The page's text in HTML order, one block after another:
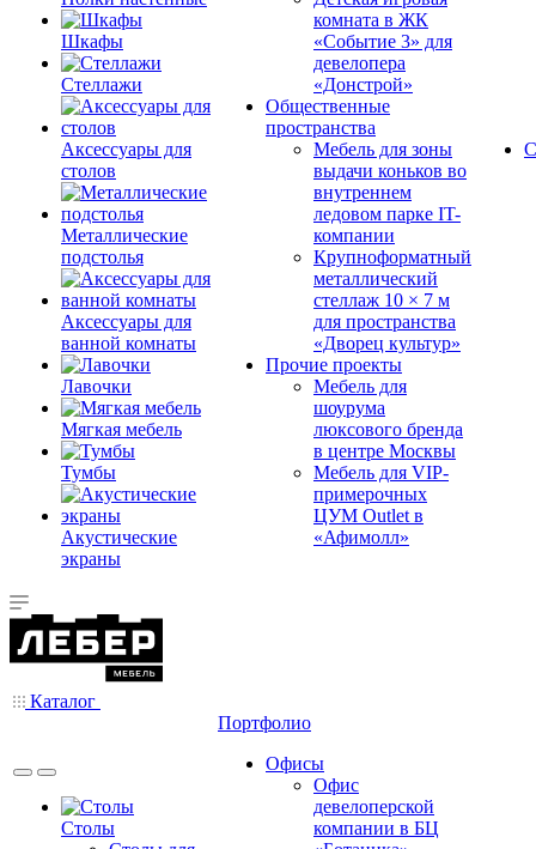
Шкафы
Стеллажи
Аксессуары для
столов
Металлические
подстолья
Аксессуары для
ванной комнаты
Лавочки
Мягкая мебель
Тумбы
Акустические
экраны
комната в ЖК
«Событие 3» для
девелопера
«Донстрой»
Общественные
пространства
Мебель для зоны
выдачи коньков во
внутреннем
ледовом парке IT-
компании
Крупноформатный
металлический
стеллаж 10 × 7 м
для пространства
«Дворец культур»
Прочие проекты
Мебель для
шоурума
люксового бренда
в центре Москвы
Мебель для VIP-
примерочных
ЦУМ Outlet в
«Афимолл»
Каталог
Столы
Портфолио
Офисы
Офис
девелоперской
компании в БЦ